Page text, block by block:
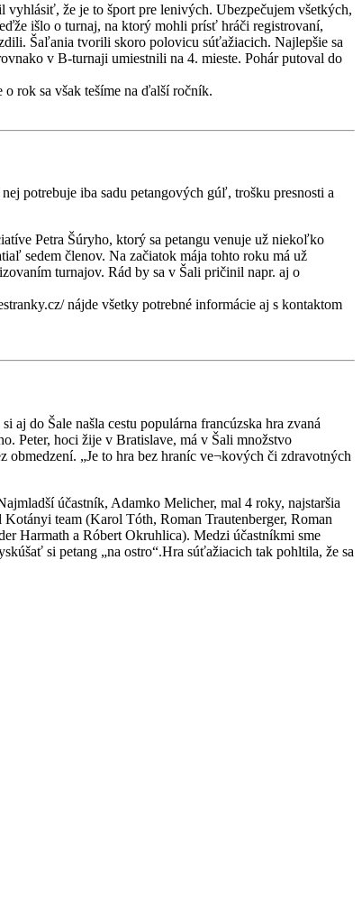
že je to šport pre lenivých. Ubezpečujem všetkých,
išlo o turnaj, na ktorý mohli prísť hráči registrovaní,
Šaľania tvorili skoro polovicu súťažiacich. Najlepšie sa
v B-turnaji umiestnili na 4. mieste. Pohár putoval do
rok sa však tešíme na ďalší ročník.
potrebuje iba sadu petangových gúľ, trošku presnosti a
Petra Šúryho, ktorý sa petangu venuje už niekoľko
sedem členov. Na začiatok mája tohto roku má už
turnajov. Rád by sa v Šali pričinil napr. aj o
nájde všetky potrebné informácie aj s kontaktom
do Šale našla cestu populárna francúzska hra zvaná
Peter, hoci žije v Bratislave, má v Šali množstvo
„Je to hra bez hraníc ve¬kových či zdravotných
účastník, Adamko Melicher, mal 4 roky, najstaršia
team (Karol Tóth, Roman Trautenberger, Roman
Harmath a Róbert Okruhlica). Medzi účastníkmi sme
si petang „na ostro“.Hra súťažiacich tak pohltila, že sa